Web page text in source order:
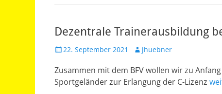
Dezentrale Trainerausbildung
Veröffentlicht
22. September 2021 Autorjhuebner
Zusammen mit dem BFV wollen wir zu
Sportgeländer zur Erlangung der C-Lizenz